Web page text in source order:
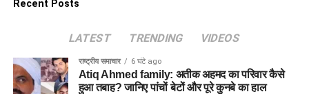
Recent Posts
LATEST TRENDING VIDEOS
राष्ट्रीय समाचार 6 घंटे ago
Atiq Ahmed family: अतीक अहमद का परिवार कैसे
हुआ तबाह? जानिए पांचों बेटों और पूरे कुनबे का हाल